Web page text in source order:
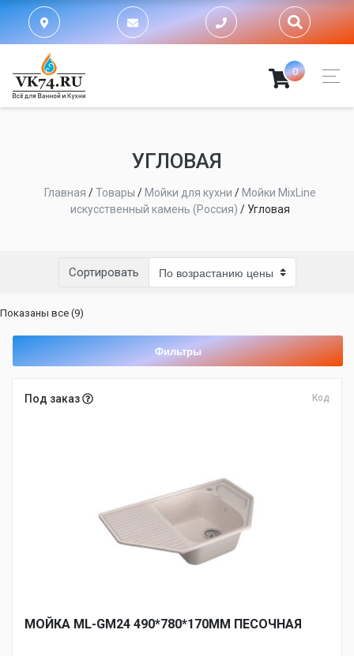
0
УГЛОВАЯ
Главная /Товары / Мойки для кухни / Мойки MixLine
искусственный камень (Россия) / Угловая
Сортировать
Показаны все (9)
Фильтры
Под заказ Код
МОЙКА ML-GM24 490*780*170ММ ПЕСОЧНАЯ